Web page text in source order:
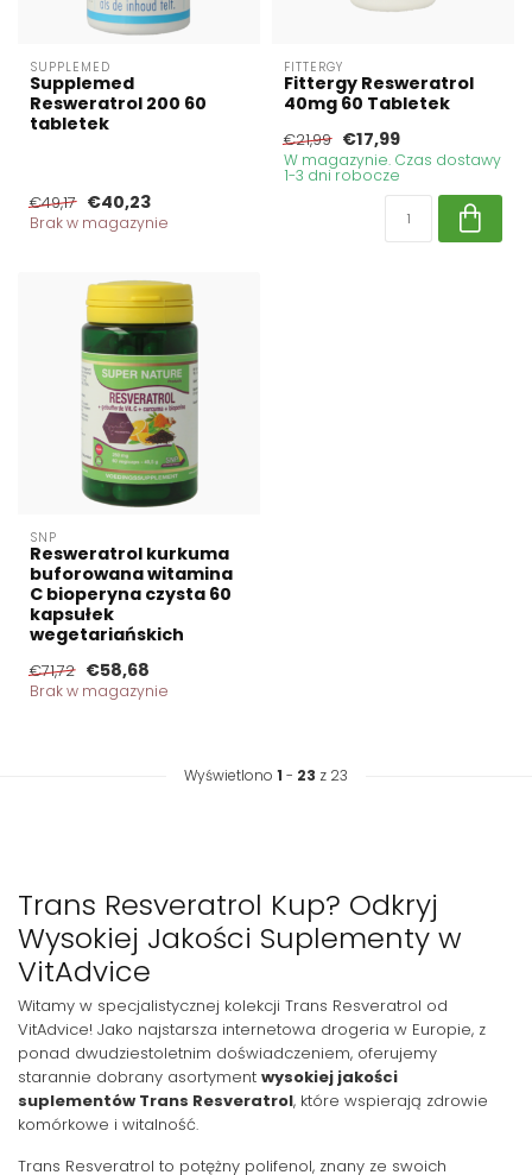
SUPPLEMED
Supplemed
Resweratrol 200 60
tabletek
€49,17 €40,23
Brak w magazynie
FITTERGY
Fittergy Resweratrol
40mg 60 Tabletek
€21,99 €17,99
W magazynie. Czas dostawy
1-3 dni robocze
SNP
Resweratrol kurkuma
buforowana witamina
C bioperyna czysta 60
kapsułek
wegetariańskich
€71,72 €58,68
Brak w magazynie
Wyświetlono 1 - 23 z 23
Trans Resveratrol Kup? Odkryj
Wysokiej Jakości Suplementy w
VitAdvice
Witamy w specjalistycznej kolekcji Trans Resveratrol od
VitAdvice! Jako najstarsza internetowa drogeria w Europie, z
ponad dwudziestoletnim doświadczeniem, oferujemy
starannie dobrany asortyment wysokiej jakości
suplementów Trans Resveratrol, które wspierają zdrowie
komórkowe i witalność.
Trans Resveratrol to potężny polifenol, znany ze swoich